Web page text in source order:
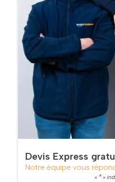
Devis Express
Notre équipe vous
« *»